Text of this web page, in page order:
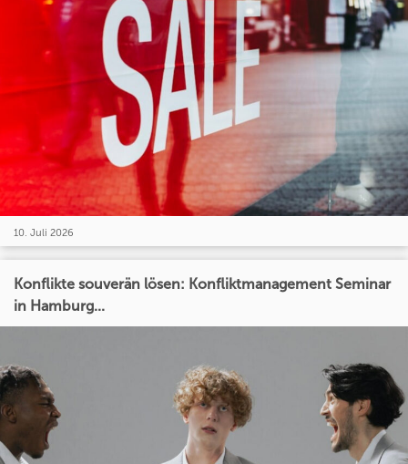
10. Juli 2026
Konflikte souverän lösen: Konfliktmanagement Seminar
in Hamburg...